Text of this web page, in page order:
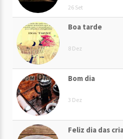
26 Set
Boa tarde
8 Dez
Bom dia
3 Dez
Feliz dia das